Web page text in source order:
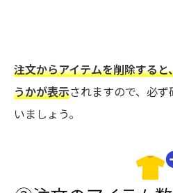
注文からアイテムを削除する
うかが表示されますので、必
いましょう。